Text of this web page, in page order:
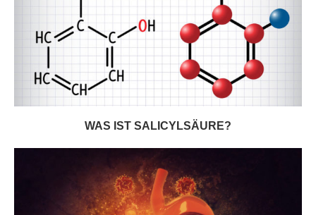
WAS IST SALICYLSÄURE?